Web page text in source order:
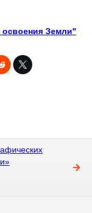
освоения Земли"